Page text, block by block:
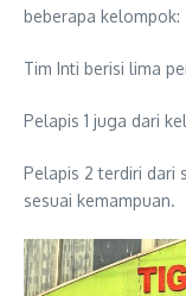
beberapa kelompok:
Tim Inti berisi lima
Pelapis 1 juga dari
Pelapis 2 terdiri dari
sesuai kemampuan.